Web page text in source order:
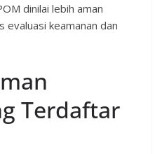
dinilai lebih aman
evaluasi keamanan dan
Terdaftar